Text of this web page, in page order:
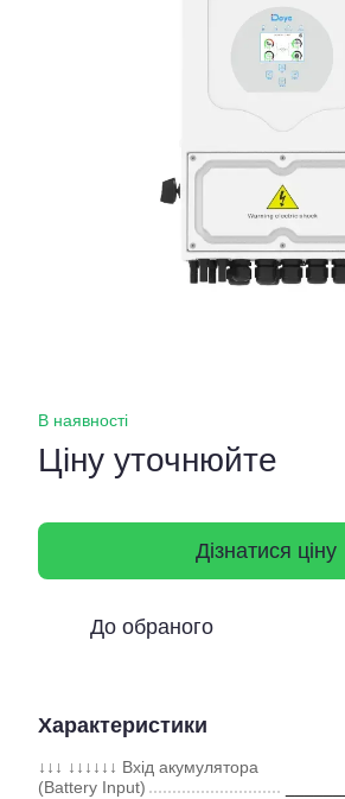
В наявності
Ціну уточнюйте
Дізнатися ціну
До обраного
Характеристики
↓↓↓ ↓↓↓↓↓↓ Вхід акумулятора
(Battery Input)